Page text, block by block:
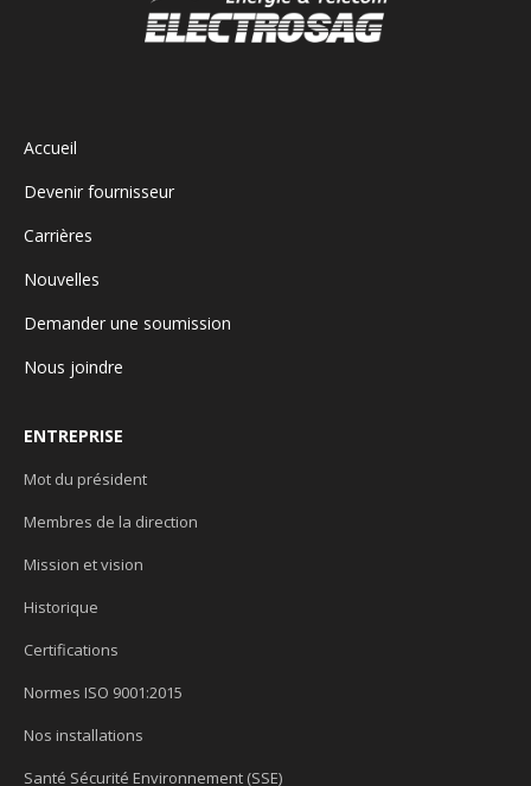
Accueil
Devenir fournisseur
Carrières
Nouvelles
Demander une soumission
Nous joindre
ENTREPRISE
Mot du président
Membres de la direction
Mission et vision
Historique
Certifications
Normes ISO 9001:2015
Nos installations
Santé Sécurité Environnement (SSE)